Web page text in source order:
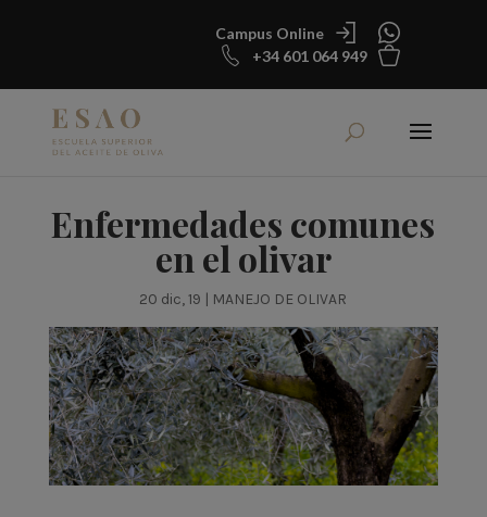
Campus Online
+34 601 064 949
Enfermedades comunes
en el olivar
20 dic, 19 | MANEJO DE OLIVAR